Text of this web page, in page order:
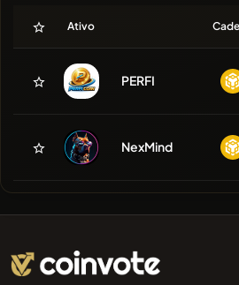
Ativo
PERFI
NexMind